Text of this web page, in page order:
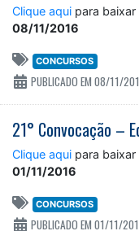
Clique aqui para baixar
08/11/2016
CONCURSOS
PUBLICADO EM 08/11/
21° Convocação –
Clique aqui para baixar
01/11/2016
CONCURSOS
PUBLICADO EM 01/11/